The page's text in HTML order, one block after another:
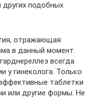
других подобных
отражающая
в данный момент.
всегда
у гинеколога. Только
таблетки
или другие формы. Не